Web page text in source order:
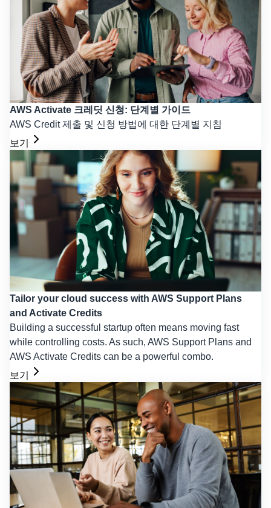
AWS Activate 크레딧 신청: 단계별 가이드
AWS Credit 제출 및 신청 방법에 대한 단계별 지침
보기
Tailor your cloud success with AWS Support Plans
and Activate Credits
Building a successful startup often means moving fast
while controlling costs. As such, AWS Support Plans and
AWS Activate Credits can be a powerful combo.
보기